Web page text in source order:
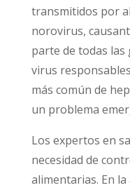
transmitidos por
norovirus,
parte de todas
virus
más común de
un problema
Los expertos en
necesidad de
alimentarias. En